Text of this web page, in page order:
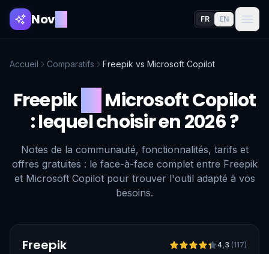
NovAI FR EN
Accueil Comparatifs Freepik vs Microsoft Copilot
Freepik
Microsoft Copilot
: lequel choisir en 2026 ?
Notes de la communauté, fonctionnalités, tarifs et
offres gratuites : le face-à-face complet entre Freepik
et Microsoft Copilot pour trouver l'outil adapté à vos
besoins.
Freepik 4,3 (117)